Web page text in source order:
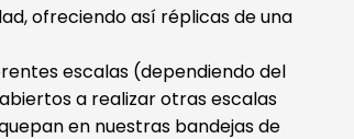
ofreciendo así réplicas de una
escalas (dependiendo del
a realizar otras escalas
en nuestras bandejas de